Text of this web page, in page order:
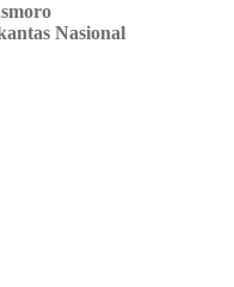
Nasional